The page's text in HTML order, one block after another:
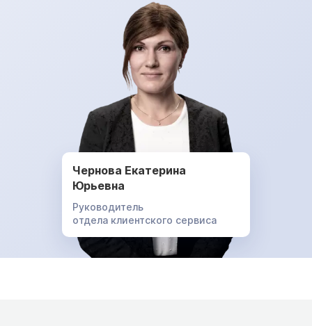
Чернова Екатерина
Юрьевна
Руководитель
отдела клиентского сервиса